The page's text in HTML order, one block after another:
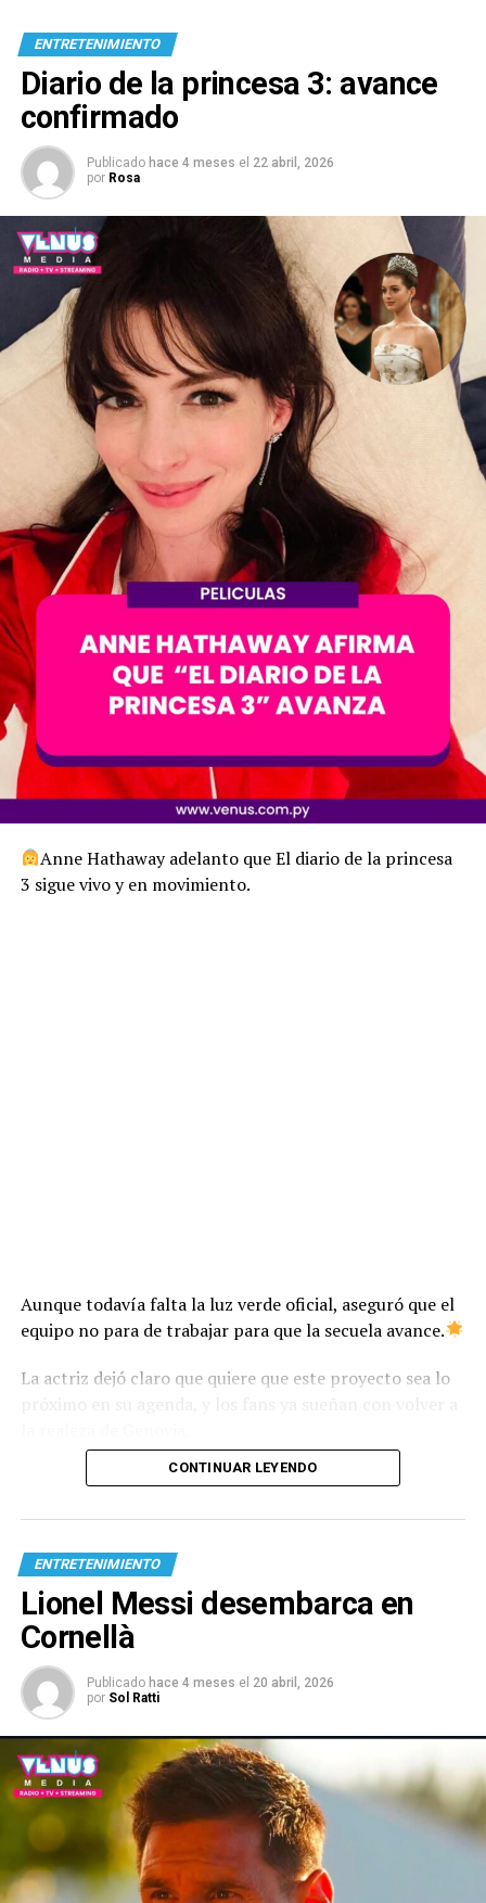
ENTRETENIMIENTO
Diario de la princesa 3: avance
confirmado
Publicado hace 4 meses el 22 abril, 2026
por Rosa
Anne Hathaway adelanto que El diario de la princesa
3 sigue vivo y en movimiento.
Aunque todavía falta la luz verde oficial, aseguró que el
equipo no para de trabajar para que la secuela avance.
La actriz dejó claro que quiere que este proyecto sea lo
CONTINUAR LEYENDO
ENTRETENIMIENTO
Lionel Messi desembarca en
Cornellà
Publicado hace 4 meses el 20 abril, 2026
por Sol Ratti